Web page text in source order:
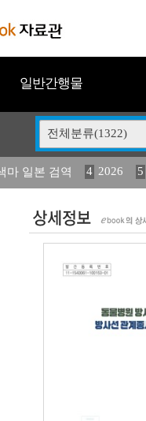
일반간행물
전체분류(1322)
마 일본 검역 4 2026
5
물 도감 13 媛 異 14